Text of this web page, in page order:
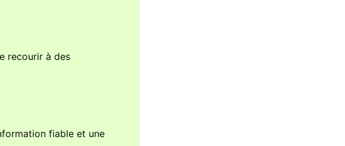
recourir à des
fiable et une